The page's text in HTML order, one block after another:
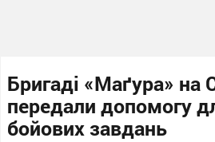
Бригаді «Маґура» на
передали допомогу
бойових завдань